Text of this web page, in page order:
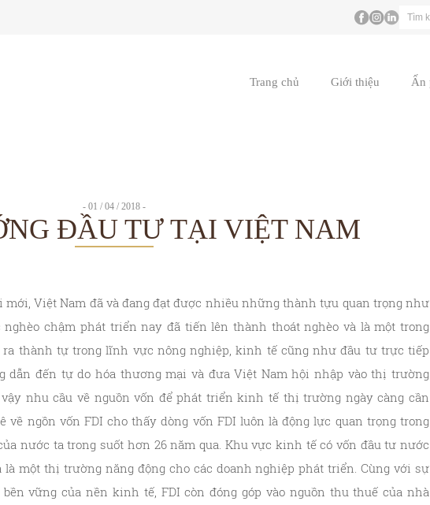
Trang chủ Giới thiệu Ấn
- 01 / 04 / 2018 -
ĐẦU TƯ TẠI VIỆT NAM
mới, Việt Nam đã và đang đạt được nhiều những thành tựu quan trọng như
chậm phát triển nay đã tiến lên thành thoát nghèo và là một trong
thành tự trong lĩnh vực nông nghiệp, kinh tế cũng như đầu tư trực tiếp
dẫn đến tự do hóa thương mại và đưa Việt Nam hội nhập vào thị trường
nhu cầu về nguồn vốn để phát triển kinh tế thị trường ngày càng cần
về ngồn vốn FDI cho thấy dòng vốn FDI luôn là động lực quan trọng trong
nước ta trong suốt hơn 26 năm qua. Khu vực kinh tế có vốn đầu tư nước
một thị trường năng động cho các doanh nghiệp phát triển. Cùng với sự
vững của nền kinh tế, FDI còn đóng góp vào nguồn thu thuế của nhà